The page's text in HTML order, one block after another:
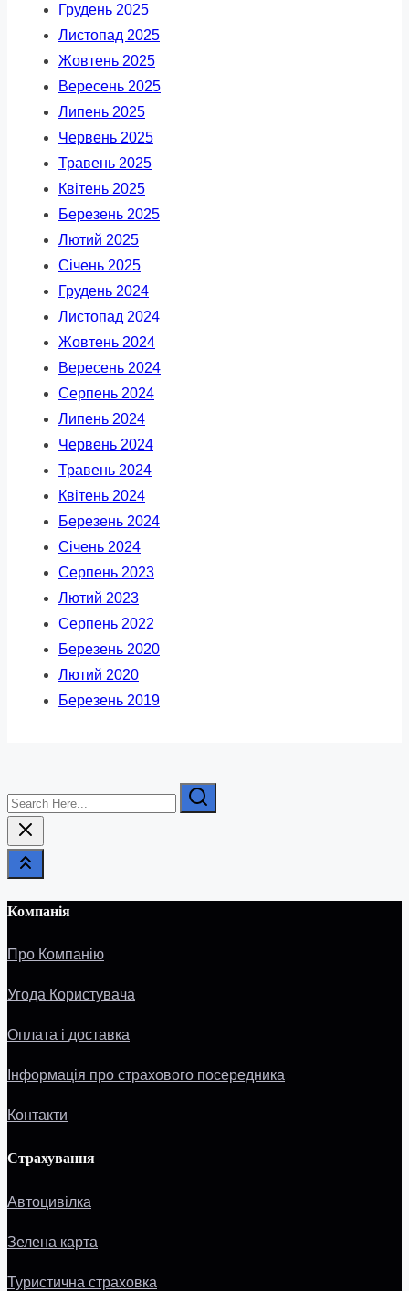
Грудень 2025
Листопад 2025
Жовтень 2025
Вересень 2025
Липень 2025
Червень 2025
Травень 2025
Квітень 2025
Березень 2025
Лютий 2025
Січень 2025
Грудень 2024
Листопад 2024
Жовтень 2024
Вересень 2024
Серпень 2024
Липень 2024
Червень 2024
Травень 2024
Квітень 2024
Березень 2024
Січень 2024
Серпень 2023
Лютий 2023
Серпень 2022
Березень 2020
Лютий 2020
Березень 2019
Search
Here...
Компанія
Про Компанію
Угода Користувача
Оплата і доставка
Інформація про страхового посередника
Контакти
Страхування
Автоцивілка
Зелена карта
Туристична страховка